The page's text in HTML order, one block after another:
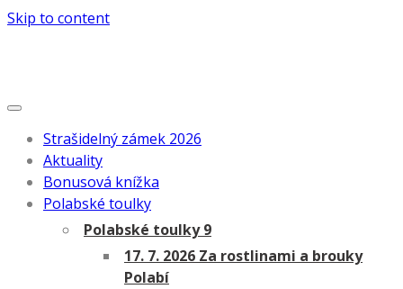
Skip to content
Strašidelný zámek 2026
Aktuality
Bonusová knížka
Polabské toulky
Polabské toulky 9
17. 7. 2026 Za rostlinami a brouky
Polabí